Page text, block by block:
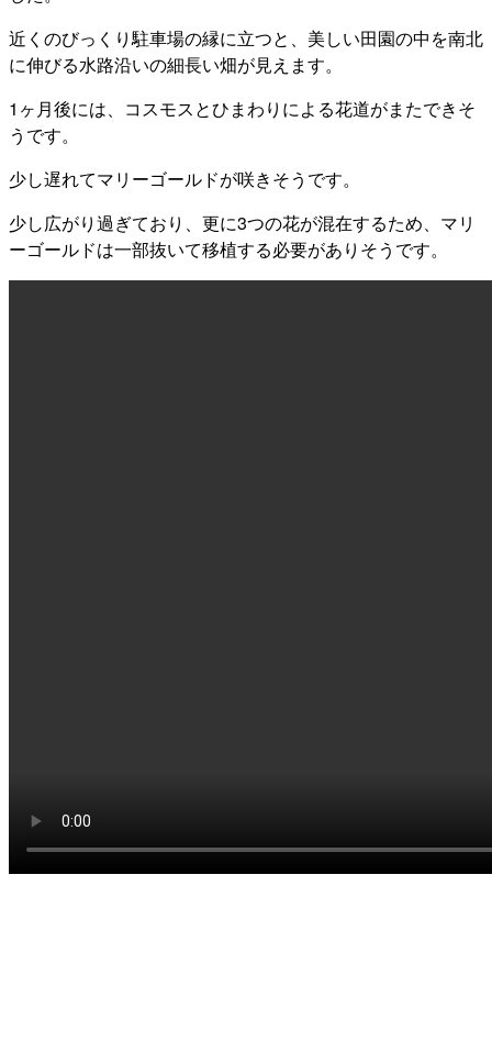
近くのびっくり駐車場の縁に立つと、美しい田園の中を南北
に伸びる水路沿いの細長い畑が見えます。
1ヶ月後には、コスモスとひまわりによる花道がまたできそ
うです。
少し遅れてマリーゴールドが咲きそうです。
少し広がり過ぎており、更に3つの花が混在するため、マリ
ーゴールドは一部抜いて移植する必要がありそうです。